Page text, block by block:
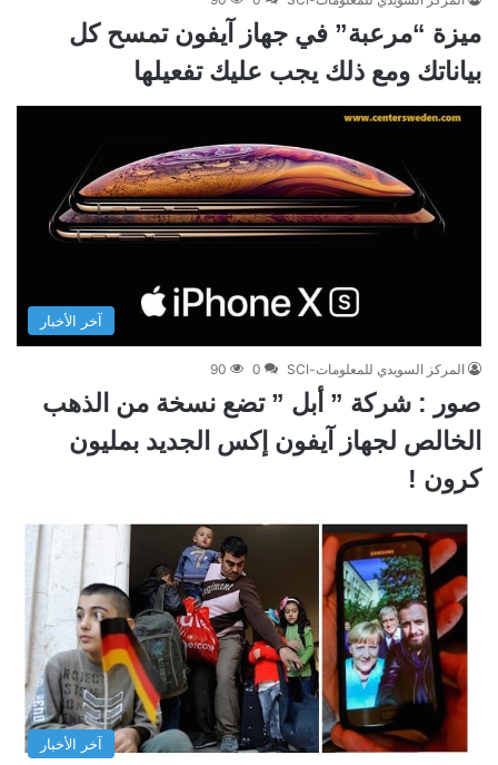
ميزة “مرعبة” في جهاز آيفون تمسح كل
بياناتك ومع ذلك يجب عليك تفعيلها
آخر الأخبار
المركز السويدي للمعلومات-SCI 0
90
صور : شركة ” أبل ” تضع نسخة من الذهب
الخالص لجهاز آيفون إكس الجديد بمليون
كرون !
آخر الأخبار